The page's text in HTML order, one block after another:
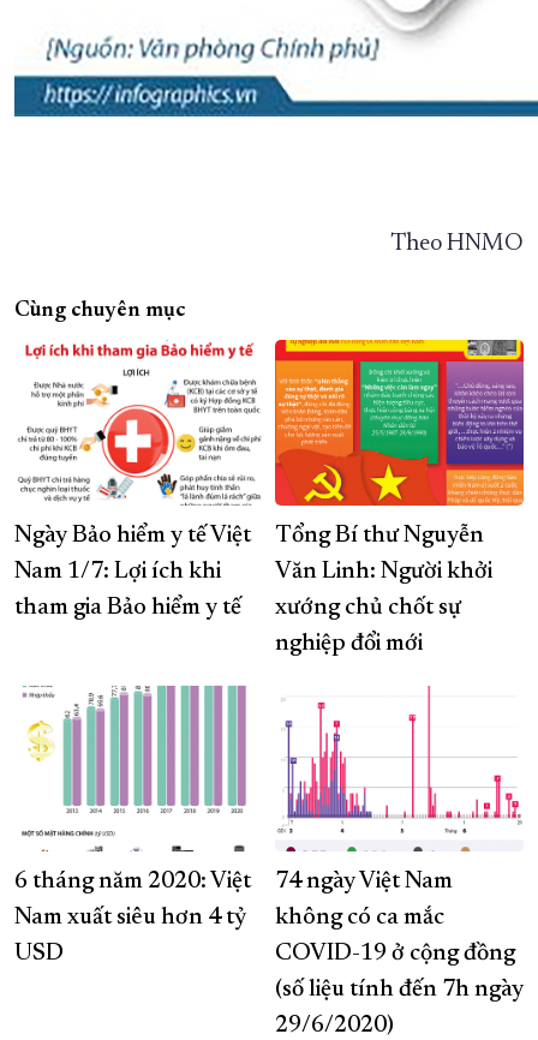
Theo HNMO
Cùng chuyên mục
Ngày Bảo hiểm y tế Việt
Nam 1/7: Lợi ích khi
tham gia Bảo hiểm y tế
Tổng Bí thư Nguyễn
Văn Linh: Người khởi
xướng chủ chốt sự
nghiệp đổi mới
6 tháng năm 2020: Việt
Nam xuất siêu hơn 4 tỷ
USD
74 ngày Việt Nam
không có ca mắc
COVID-19 ở cộng đồng
(số liệu tính đến 7h ngày
29/6/2020)